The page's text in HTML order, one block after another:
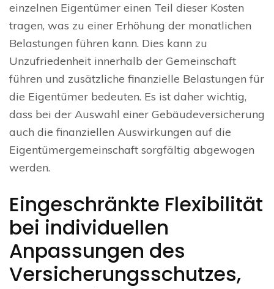
einzelnen Eigentümer einen Teil dieser Kosten
tragen, was zu einer Erhöhung der monatlichen
Belastungen führen kann. Dies kann zu
Unzufriedenheit innerhalb der Gemeinschaft
führen und zusätzliche finanzielle Belastungen für
die Eigentümer bedeuten. Es ist daher wichtig,
dass bei der Auswahl einer Gebäudeversicherung
auch die finanziellen Auswirkungen auf die
Eigentümergemeinschaft sorgfältig abgewogen
werden.
Eingeschränkte Flexibilität
bei individuellen
Anpassungen des
Versicherungsschutzes,